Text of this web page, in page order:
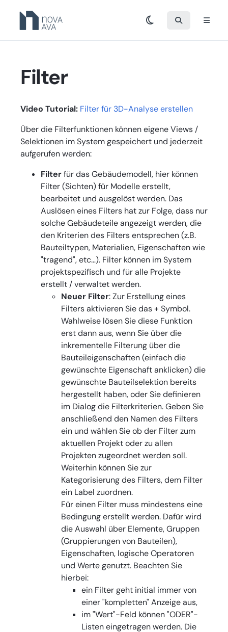
Filter
Video Tutorial: Filter für 3D-Analyse erstellen
Über die Filterfunktionen können eigene Views /
Selektionen im System gespeichert und jederzeit
aufgerufen werden:
Filterfür das Gebäudemodell, hier können
Filter (Sichten) für Modelle erstellt,
bearbeitet und ausgelöst werden. Das
Auslösen eines Filters hat zur Folge, dass nur
solche Gebäudeteile angezeigt werden, die
den Kriterien des Filters entsprechen (z.B.
Bauteiltypen, Materialien, Eigenschaften wie
"tragend", etc…). Filter können im System
projektspezifisch und für alle Projekte
erstellt / verwaltet werden.
Neuer Filter: Zur Erstellung eines
Filters aktivieren Sie das + Symbol.
Wahlweise lösen Sie diese Funktion
erst dann aus, wenn Sie über die
inkrementelle Filterung über die
Bauteileigenschaften (einfach die
gewünschte Eigenschaft anklicken) die
gewünschte Bauteilselektion bereits
hergestellt haben, oder Sie definieren
im Dialog die Filterkriterien. Geben Sie
anschließend den Namen des Filters
ein und wählen Sie ob der Filter zum
aktuellen Projekt oder zu allen
Projekten zugeordnet werden soll.
Weiterhin können Sie zur
Kategorisierung des Filters, dem Filter
ein Label zuordnen.
Für einen Filter muss mindestens eine
Bedingung erstellt werden. Dafür wird
die Auswahl über Elemente, Gruppen
(Gruppierungen von Bauteilen),
Eigenschaften, logische Operatoren
und Werte genutzt. Beachten Sie
hierbei:
ein Filter geht initial immer von
einer "kompletten" Anzeige aus,
im "Wert"-Feld können "ODER"-
Listen eingetragen werden. Die